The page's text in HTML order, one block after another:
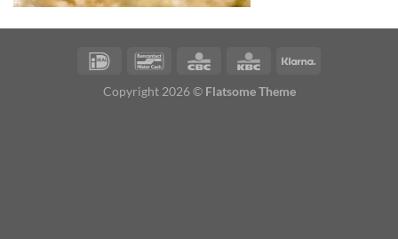
Copyright 2026 © Flatsome Theme